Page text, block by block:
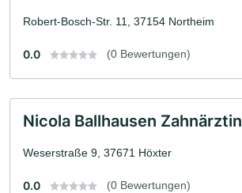
Robert-Bosch-Str. 11, 37154 Northeim
0.0 (0 Bewertungen)
Nicola Ballhausen Zahnärztin
Weserstraße 9, 37671 Höxter
0.0 (0 Bewertungen)